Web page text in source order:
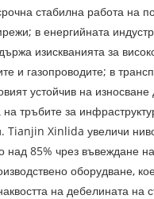
стабилна работа на
в енергийната
изискванията за
и газопроводите; в
устойчив на износване
тръбите за
Tianjin Xinlida увеличи
над 85% чрез въвеждане на
оборудване,
на дебелината на